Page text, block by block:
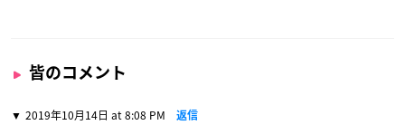
皆のコメント
2019年10月14日 at 8:08 PM 返信